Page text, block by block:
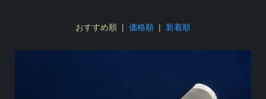
おすすめ順 | 価格順 | 新着順